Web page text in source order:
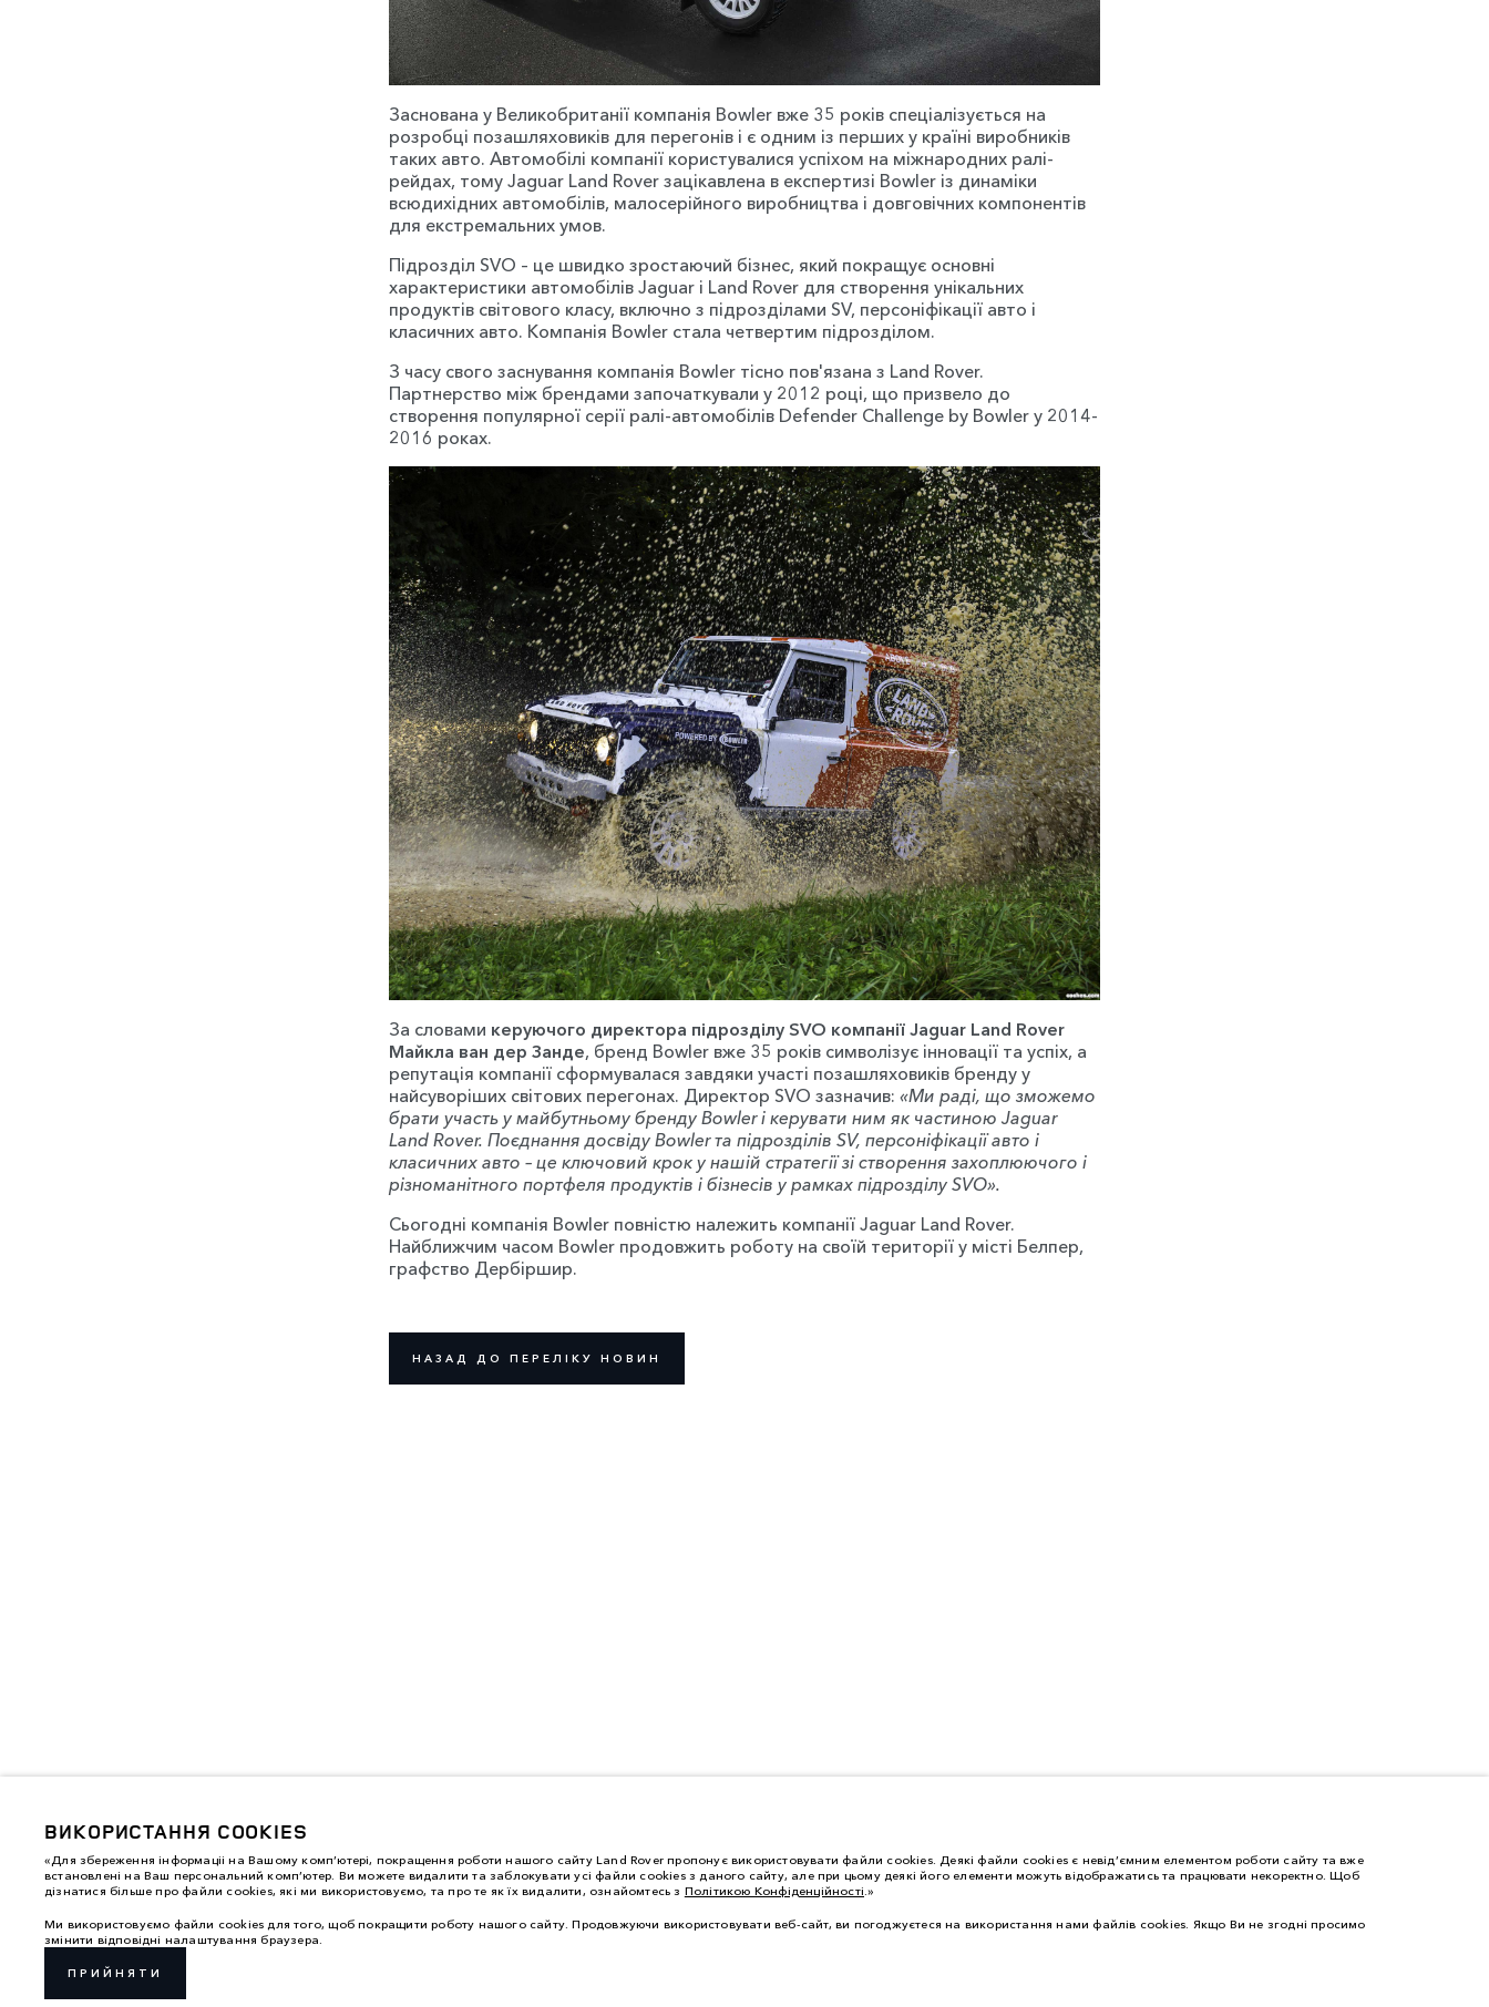
ВИКОРИСТАННЯ COOKIES
«Для збереження інформаціі на Вашому комп’ютері, покращення роботи нашого сайту Land Rover пропонує використовувати файли cookies. Деякі файли cookies є невід’ємним елементом роботи сайту та вже
встановлені на Ваш персональний комп’ютер. Ви можете видалити та заблокувати усі файли cookies з даного сайту, але при цьому деякі його елементи можуть відображатись та працювати некоректно. Щоб
дізнатися більше про файли cookies, які ми використовуємо, та про те як їх видалити, ознайомтесь з Політикою Конфіденційності.»
Ми використовуємо файли cookies для того, щоб покращити роботу нашого сайту. Продовжуючи використовувати веб-сайт, ви погоджуєтеся на використання нами файлів cookies. Якщо Ви не згодні просимо
змінити відповідні налаштування браузера.
ПРИЙНЯТИ
Заснована у Великобританії компанія Bowler вже 35 років спеціалізується на
розробці позашляховиків для перегонів і є одним із перших у країні виробників
таких авто. Автомобілі компанії користувалися успіхом на міжнародних ралі-
рейдах, тому Jaguar Land Rover зацікавлена в експертизі Bowler із динаміки
всюдихідних автомобілів, малосерійного виробництва і довговічних компонентів
для екстремальних умов.
Підрозділ SVO – це швидко зростаючий бізнес, який покращує основні
характеристики автомобілів Jaguar і Land Rover для створення унікальних
продуктів світового класу, включно з підрозділами SV, персоніфікації авто і
класичних авто. Компанія Bowler стала четвертим підрозділом.
З часу свого заснування компанія Bowler тісно пов'язана з Land Rover.
Партнерство між брендами започаткували у 2012 році, що призвело до
створення популярної серії ралі-автомобілів Defender Challenge by Bowler у 2014-
2016 роках.
За словами керуючого директора підрозділу SVO компанії Jaguar Land Rover
Майкла ван дер Занде, бренд Bowler вже 35 років символізує інновації та успіх, а
репутація компанії сформувалася завдяки участі позашляховиків бренду у
найсуворіших світових перегонах. Директор SVO зазначив: «Ми раді, що зможемо
брати участь у майбутньому бренду Bowler і керувати ним як частиною Jaguar
Land Rover. Поєднання досвіду Bowler та підрозділів SV, персоніфікації авто і
класичних авто – це ключовий крок у нашій стратегії зі створення захоплюючого і
різноманітного портфеля продуктів і бізнесів у рамках підрозділу SVO».
Сьогодні компанія Bowler повністю належить компанії Jaguar Land Rover.
Найближчим часом Bowler продовжить роботу на своїй території у місті Белпер,
графство Дербіршир.
НАЗАД ДО ПЕРЕЛІКУ НОВИН